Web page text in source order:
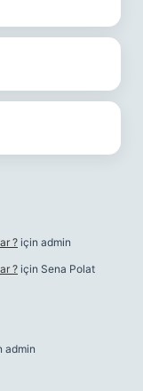
? için admin
? için Sena Polat
admin